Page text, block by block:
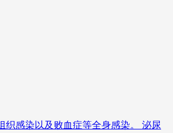
感染以及败血症等全身感染。 泌尿